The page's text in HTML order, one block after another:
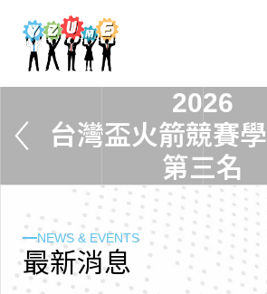
2026
台灣盃火箭競賽學
第三名
NEWS & EVENTS
最新消息